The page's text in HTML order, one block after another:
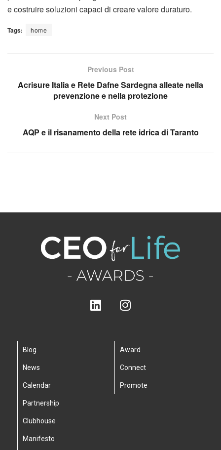
e costruire soluzioni capaci di creare valore duraturo.
Tags: home
Previous Post
Acrisure Italia e Rete Dafne Sardegna alleate nella
prevenzione e nella protezione
Next Post
AQP e il risanamento della rete idrica di Taranto
Blog
News
Calendar
Partnership
Clubhouse
Manifesto
Award
Connect
Promote